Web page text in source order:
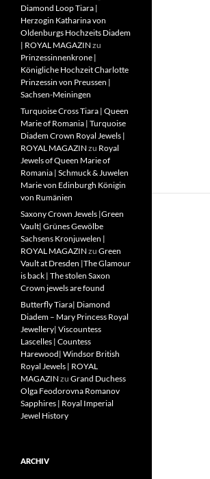
Diamond Loop Tiara |
Herzogin Katharina von
Oldenburgs Hochzeits Diadem
| ROYAL MAGAZIN zu
Prinzessinnenkrone |
Königliche Hochzeit Charlotte
Prinzessin von Preussen |
Sachsen-Meiningen
Turquoise Cross Tiara | Queen
Marie of Romania | Turquoise
Diadem Crown Royal Jewels |
ROYAL MAGAZIN zu Royal
Jewels of Queen Marie of
Romania | Schmuck & Juwelen
Marie von Edinburgh Königin
von Rumänien
Saxony Crown Jewels |Green
Vault| Grünes Gewölbe
Sachsens Kronjuwelen |
ROYAL MAGAZIN zu Green
Vault at Dresden |The Glamour
is back | The stolen Saxon
Crown jewels are found
Butterfly Tiara| Diamond
Diadem – Mary Princess Royal
Jewellery| Viscountess
Lascelles | Countess
Harewood| Windsor British
Royal Jewels | ROYAL
MAGAZIN zu Grand Duchess
Olga Feodorovna Romanov
Sapphires | Royal Imperial
Jewel History
ARCHIV